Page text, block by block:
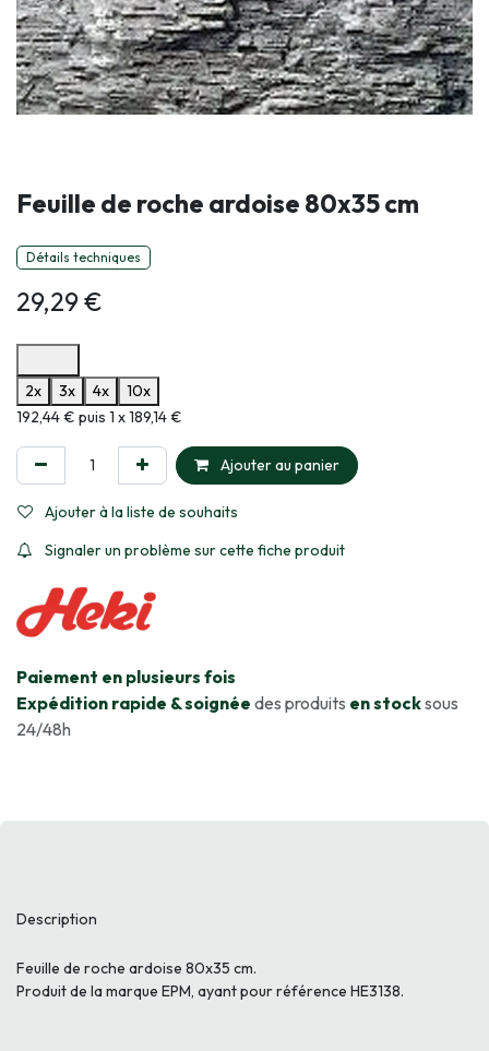
Feuille de roche ardoise 80x35 cm
Détails techniques
29,29€
2x
3x 4x
10x
Informations sur le plan de paiement sélectionné
192,44 € puis 1 x 189,14 €
Ajouter au panier
Ajouter à la liste de souhaits
Signaler un problème sur cette fiche produit
​Paiement en plusieurs fois
Expédition rapide & soignée des produits en stocksous
24/48h
Description
Feuille de roche ardoise 80x35 cm.
Produit de la marque EPM, ayant pour référence HE3138.